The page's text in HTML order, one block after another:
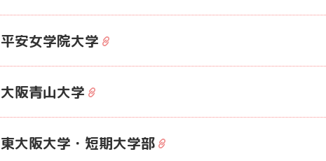
平安女学院大学
大阪青山大学
東大阪大学・短期大学部